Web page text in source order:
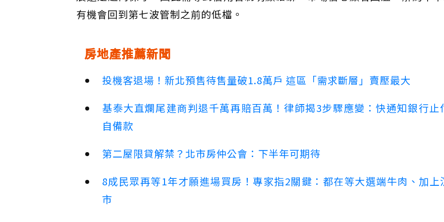
有機會回到第七波管制之前的低檔。
房地產推薦新聞
投機客退場！新北預售待售量破1.8萬戶 這區「需求斷層」賣壓最大
基泰大直爛尾建商判退千萬再賠百萬！律師揭3步驟應變：快通知銀行止
自備款
第二屋限貸解禁？北市房仲公會：下半年可期待
8成民眾再等1年才願進場買房！專家指2關鍵：都在等大選端牛肉、加上
市